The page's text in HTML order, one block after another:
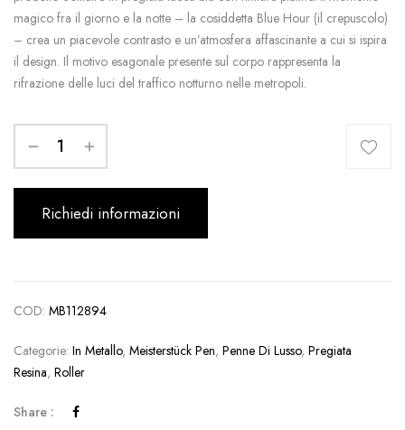
magico fra il giorno e la notte – la cosiddetta Blue Hour (il crepuscolo)
– crea un piacevole contrasto e un’atmosfera affascinante a cui si ispira
il design. Il motivo esagonale presente sul corpo rappresenta la
rifrazione delle luci del traffico notturno nelle metropoli.
Richiedi informazioni
COD: MB112894
Categorie: In Metallo, Meisterstück Pen, Penne Di Lusso, Pregiata
Resina, Roller
Share :